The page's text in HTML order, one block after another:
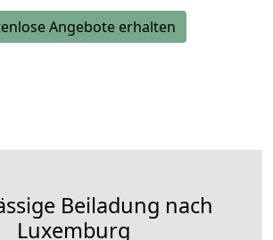
Angebote erhalten
Beiladung nach
Luxemburg